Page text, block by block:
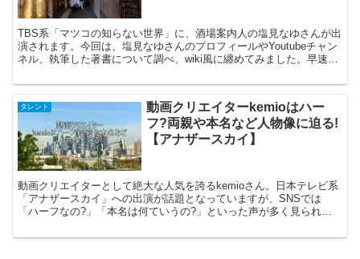
TBS系「マツコの知らない世界」に、酒場案内人の塩見なゆさんが出
演されます。今回は、塩見なゆさんのプロフィールやYoutubeチャン
ネル、執筆した著書について調べ、wiki風に纏めてみました。早速に
タレント
動画クリエイターkemioはハー
フ?両親や本名など人物像に迫る!
【アナザースカイ】
動画クリエイターとして絶大な人気を誇るkemioさん。日本テレビ系
「アナザースカイ」への出演が話題となっていますが、SNSでは
「ハーフなの?」「本名は何ていうの?」といった声が多く見られま